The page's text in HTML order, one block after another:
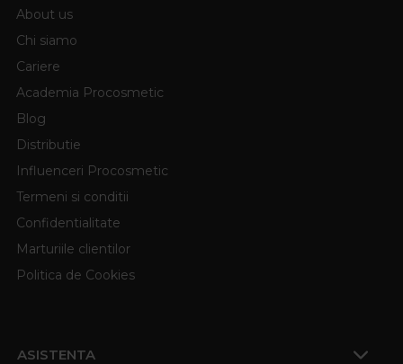
About us
Chi siamo
Cariere
Academia Procosmetic
Blog
Distributie
Influenceri Procosmetic
Termeni si conditii
Confidentialitate
Marturiile clientilor
Politica de Cookies
ASISTENTA